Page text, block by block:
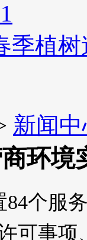
季植
新闻
环境
个服
可事